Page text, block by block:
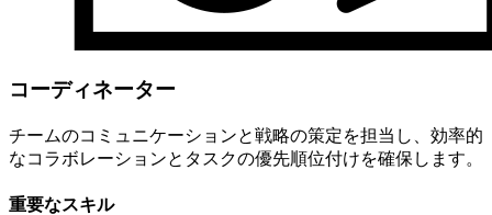
コーディネーター
チームのコミュニケーションと戦略の策定を担当し、効率的
なコラボレーションとタスクの優先順位付けを確保します。
重要なスキル